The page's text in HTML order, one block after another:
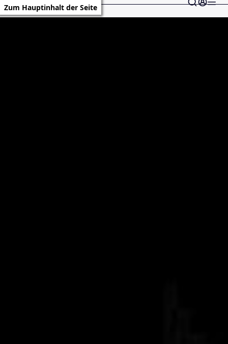
Zum Hauptinhalt der Seite